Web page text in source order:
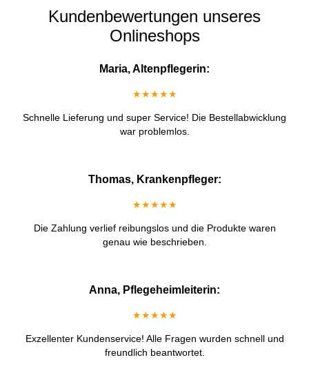
Kundenbewertungen unseres
Onlineshops
Maria, Altenpflegerin:
★★★★★
Schnelle Lieferung und super Service! Die Bestellabwicklung
war problemlos.
Thomas, Krankenpfleger:
★★★★★
Die Zahlung verlief reibungslos und die Produkte waren
genau wie beschrieben.
Anna, Pflegeheimleiterin:
★★★★★
Exzellenter Kundenservice! Alle Fragen wurden schnell und
freundlich beantwortet.